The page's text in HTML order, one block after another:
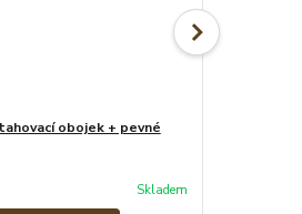
obojek + pevné
Skladem